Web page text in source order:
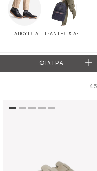
ΠΑΠΟΥΤΣΙΑ ΤΣΑΝΤΕΣ & ΑΞΕΣΟΥΑΡ
ΦΙΛΤΡΑ
45